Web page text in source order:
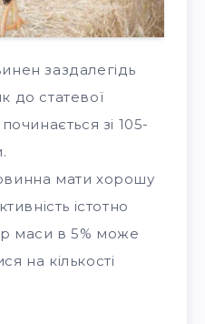
заздалегідь
до статевої
зі 105-
мати хорошу
істотно
маси в 5% може
на кількості